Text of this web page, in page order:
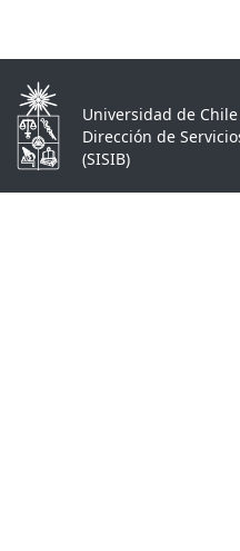
Universidad de Chile
Dirección de
(SISIB)